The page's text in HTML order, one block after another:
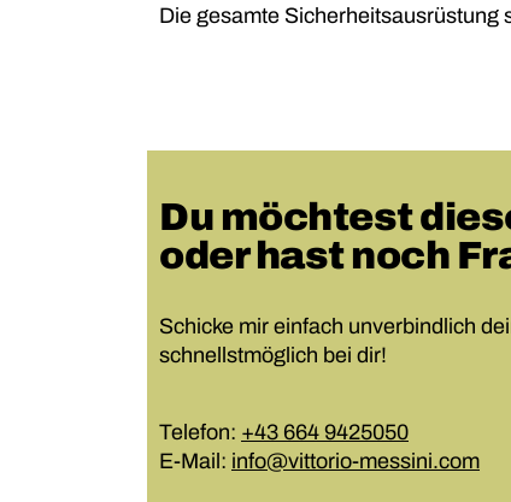
Die gesamte Sicherheitsausrüstung
Du möchtest
oder hast noch
Schicke mir einfach unverbindlich
schnellstmöglich bei dir!
Telefon: +43 664 9425050
E-Mail: info@vittorio-messini.com